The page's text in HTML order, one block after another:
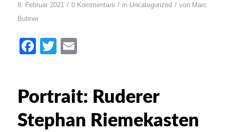
8. Februar 2021 / 0 Kommentare / in Uncategorized / von Marc
Bubner
Facebook
Twitter
Portrait: Ruderer
Stephan Riemekasten